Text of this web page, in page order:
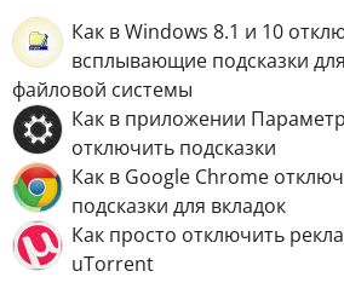
Как в Windows 8.1 и 10
всплывающие подсказки
файловой системы
Как в приложении
отключить подсказки
Как в Google Chrome
подсказки для вкладок
Как просто отключить
uTorrent